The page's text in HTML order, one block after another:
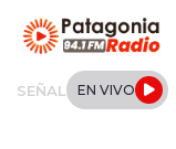
SEÑAL EN VIVO